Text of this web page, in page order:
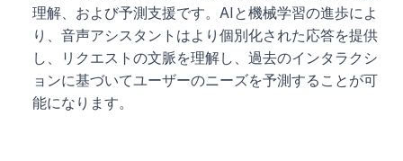
理解、および予測支援です。AIと機械学習の進歩によ
り、音声アシスタントはより個別化された応答を提供
し、リクエストの文脈を理解し、過去のインタラクシ
ョンに基づいてユーザーのニーズを予測することが可
能になります。